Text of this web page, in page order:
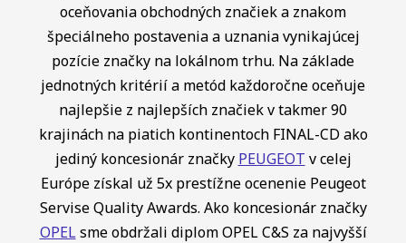
oceňovania obchodných značiek a znakom
špeciálneho postavenia a uznania vynikajúcej
pozície značky na lokálnom trhu. Na základe
jednotných kritérií a metód každoročne oceňuje
najlepšie z najlepších značiek v takmer 90
krajinách na piatich kontinentoch FINAL-CD ako
jediný koncesionár značky PEUGEOT v celej
Európe získal už 5x prestížne ocenenie Peugeot
Servise Quality Awards. Ako koncesionár značky
OPELsme obdržali diplom OPEL C&S za najvyšší